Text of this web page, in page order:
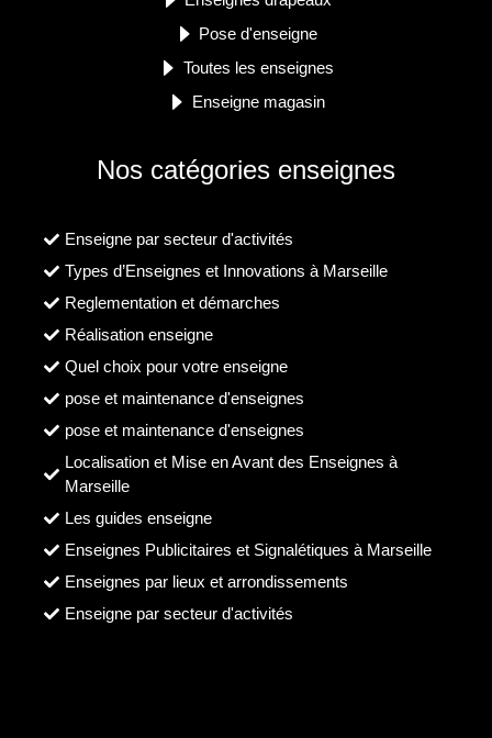
Pose d'enseigne
Toutes les enseignes
Enseigne magasin
Nos catégories enseignes
Enseigne par secteur d'activités
Types d’Enseignes et Innovations à Marseille
Reglementation et démarches
Réalisation enseigne
Quel choix pour votre enseigne
pose et maintenance d'enseignes
pose et maintenance d'enseignes
Localisation et Mise en Avant des Enseignes à
Marseille
Les guides enseigne
Enseignes Publicitaires et Signalétiques à Marseille
Enseignes par lieux et arrondissements
Enseigne par secteur d'activités